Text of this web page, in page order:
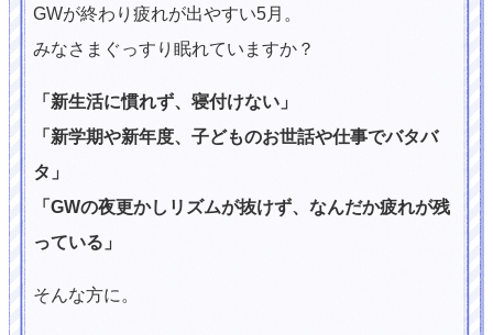
GWが終わり疲れが出やすい5月。
みなさまぐっすり眠れていますか？
「新生活に慣れず、寝付けない」
「新学期や新年度、子どものお世話や仕事でバタバ
タ」
「GWの夜更かしリズムが抜けず、なんだか疲れが残
っている」
そんな方に。